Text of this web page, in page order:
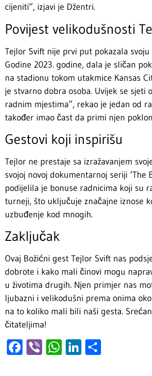
cijeniti”, izjavi je Džentri.
Povijest velikodušnosti
Tejlor Svift nije prvi put pokazala
Godine 2023. godine, dala je sličan
na stadionu tokom utakmice Kansas
je stvarno dobra osoba. Uvijek se sjeti
radnim mjestima”, rekao je jedan od
također imao čast da primi njen
Gestovi koji inspirišu
Tejlor ne prestaje sa izražavanjem
svojoj novoj dokumentarnoj seriji ‘The
podijelila je bonuse radnicima koji su
turneji, što uključuje značajne iznose
uzbuđenje kod mnogih.
Zaključak
Ovaj Božićni gest Tejlor Svift nas
dobrote i kako mali činovi mogu
u životima drugih. Njen primjer nas
ljubazni i velikodušni prema onima
na to koliko mali bili naši gesta.
čitateljima!
Facebook
ViberWhatsApp
LinkedIn